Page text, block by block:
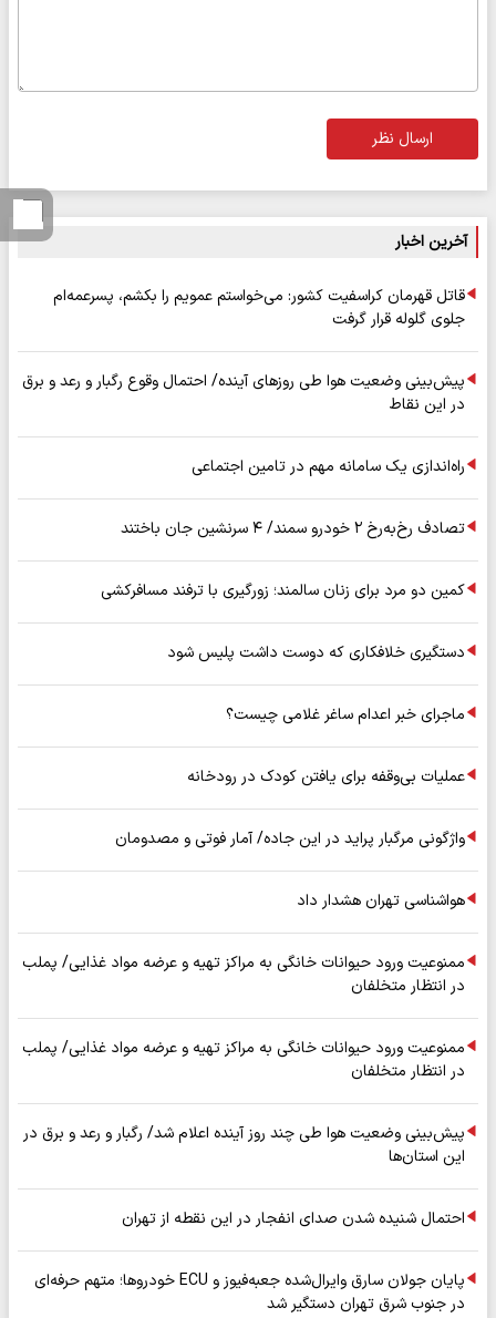
ارسال نظر
آخرین اخبار
قاتل قهرمان کراسفیت کشور: می‌خواستم عمویم را بکشم، پسرعمه‌ام
جلوی گلوله قرار گرفت
پیش‌بینی وضعیت هوا طی روزهای آینده/ احتمال وقوع رگبار و رعد و برق
در این نقاط
راه‌اندازی یک سامانه مهم در تامین اجتماعی
تصادف رخ‌به‌رخ ۲ خودرو سمند/ ۴ سرنشین جان باختند
کمین دو مرد برای زنان سالمند؛ زورگیری با ترفند مسافرکشی
دستگیری خلافکاری که دوست داشت پلیس شود
ماجرای خبر اعدام ساغر غلامی چیست؟
عملیات بی‌وقفه برای یافتن کودک در رودخانه
واژگونی مرگبار پراید در این جاده/ آمار فوتی و مصدومان
هواشناسی تهران هشدار داد
ممنوعیت ورود حیوانات خانگی به مراکز تهیه و عرضه مواد غذایی/ پملب
در انتظار متخلفان
ممنوعیت ورود حیوانات خانگی به مراکز تهیه و عرضه مواد غذایی/ پملب
در انتظار متخلفان
پیش‌بینی وضعیت هوا طی چند روز آینده اعلام شد/ رگبار و رعد و برق در
این استان‌ها
احتمال شنیده شدن صدای انفجار در این نقطه از تهران
پایان جولان سارق وایرال‌شده جعبه‌فیوز و ECU خودروها؛ متهم حرفه‌ای
در جنوب شرق تهران دستگیر شد